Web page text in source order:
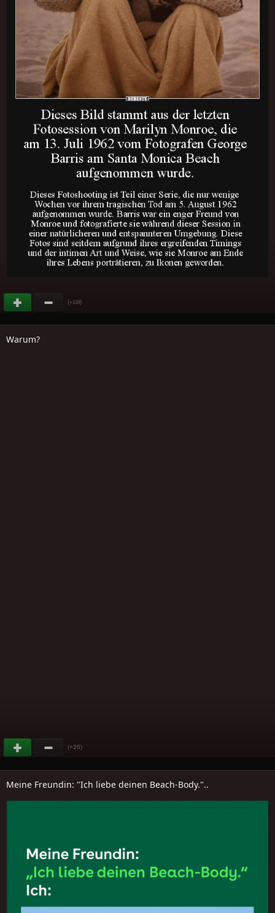
(+139)
Warum?
(+26)
Meine Freundin: "Ich liebe deinen Beach-Body."..